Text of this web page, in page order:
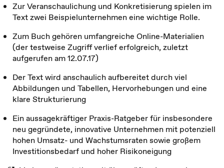
Zur Veranschaulichung und Konkretisierung spielen im
Text zwei Beispielunternehmen eine wichtige Rolle.
Zum Buch gehören umfangreiche Online-Materialien
(der testweise Zugriff verlief erfolgreich, zuletzt
aufgerufen am 12.07.17)
Der Text wird anschaulich aufbereitet durch viel
Abbildungen und Tabellen, Hervorhebungen und eine
klare Strukturierung
Ein aussagekräftiger Praxis-Ratgeber für insbesondere
neu gegründete, innovative Unternehmen mit potenziell
hohen Umsatz- und Wachstumsraten sowie großem
Investitionsbedarf und hoher Risikoneigung